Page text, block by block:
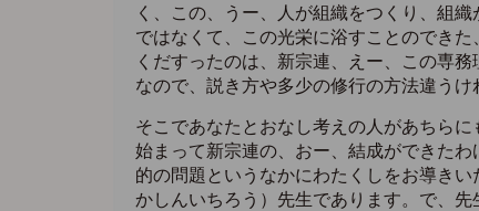
く、この、うー、人が組織をつくり、組
ではなくて、この光栄に浴すことのでき
くだすったのは、新宗連、えー、この専
なので、説き方や多少の修行の方法違う
そこであなたとおなし考えの人があちら
始まって新宗連の、おー、結成ができた
的の問題というなかにわたくしをお導き
かしんいちろう）先生であります。で、